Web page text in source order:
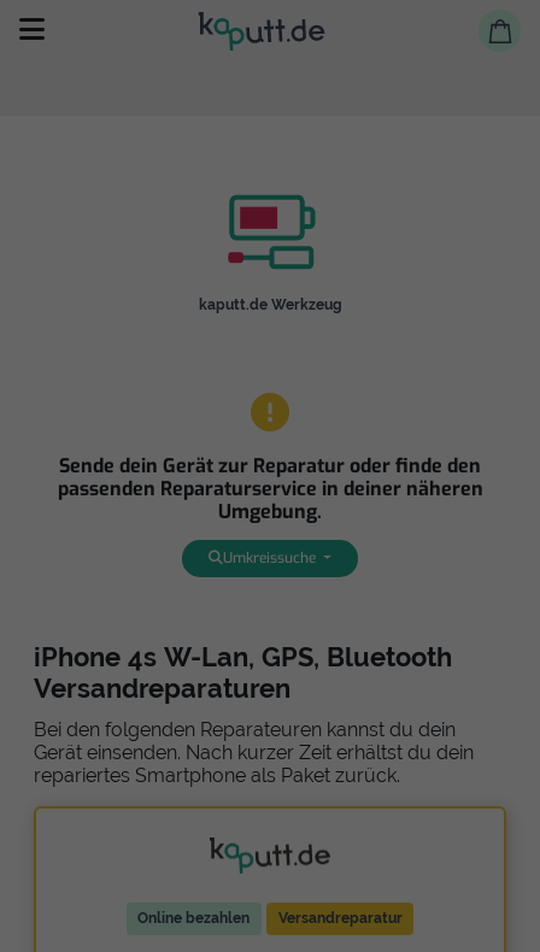
Selbst reparieren
kaputt.de Werkzeug
Sende dein Gerät zur Reparatur oder finde den
passenden Reparaturservice in deiner näheren
Umgebung.
Umkreissuche
iPhone 4s W-Lan, GPS, Bluetooth
Versandreparaturen
Bei den folgenden Reparateuren kannst du dein
Gerät einsenden. Nach kurzer Zeit erhältst du dein
repariertes Smartphone als Paket zurück.
Online bezahlen Versandreparatur